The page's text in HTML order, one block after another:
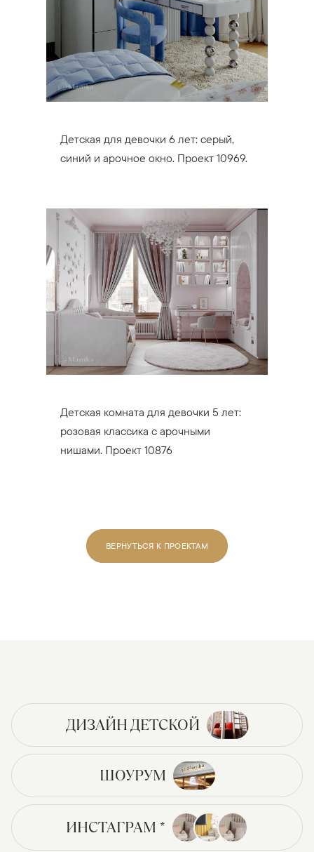
Детская для девочки 6 лет: серый,
синий и арочное окно. Проект 10969.
Детская комната для девочки 5 лет:
розовая классика с арочными
нишами. Проект 10876
ВЕРНУТЬСЯ К ПРОЕКТАМ
ДИЗАЙН ДЕТСКОЙ
ШОУРУМ
ИНСТАГРАМ *